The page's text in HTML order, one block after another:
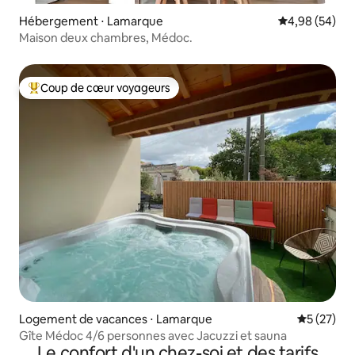
Hébergement ⋅ Lamarque Évaluation
4,98 (54)
Maison deux chambres, Médoc.
Coups de cœur voyageurs les plus appréciés
Coup de cœur voyageurs
Logement de vacances ⋅ Lamarque
5 (27)
Gîte Médoc 4/6 personnes avec Jacuzzi et sauna